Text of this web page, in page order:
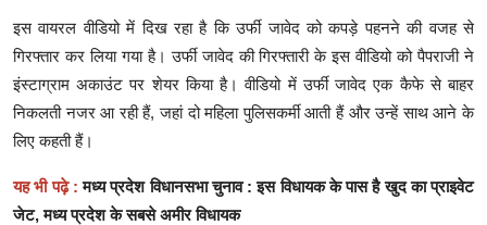
इस वायरल वीडियो में दिख रहा है कि उर्फी जावेद को कपड़े पहनने की वजह से
गिरफ्तार कर लिया गया है। उर्फी जावेद की गिरफ्तारी के इस वीडियो को पैपराजी ने
इंस्टाग्राम अकाउंट पर शेयर किया है। वीडियो में उर्फी जावेद एक कैफे से बाहर
निकलती नजर आ रही हैं, जहां दो महिला पुलिसकर्मी आती हैं और उन्हें साथ आने के
लिए कहती हैं।
यह भी पढ़े : मध्य प्रदेश विधानसभा चुनाव : इस विधायक के पास है खुद का प्राइवेट
जेट, मध्य प्रदेश के सबसे अमीर विधायक